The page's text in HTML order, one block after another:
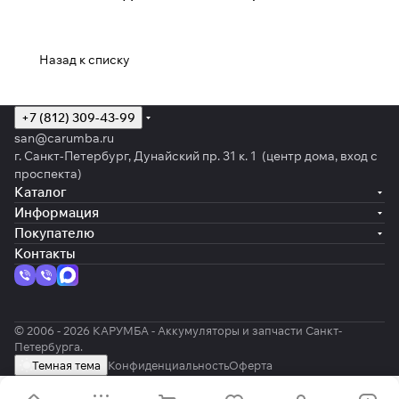
оборудования, обеспечивающих большую экономию
Назад к списку
+7 (812) 309-43-99
san@carumba.ru
г. Санкт-Петербург, Дунайский пр. 31 к. 1 (центр дома, вход с
проспекта)
Каталог
Информация
Покупателю
Контакты
© 2006 - 2026 КАРУМБА - Аккумуляторы и запчасти Санкт-
Петербурга.
Темная тема
КонфиденциальностьОферта